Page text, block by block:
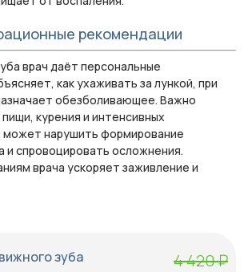
рекомендации
врач даёт персональные
как ухаживать за лункой, при
обезболивающее. Важно
курения и интенсивных
может нарушить формирование
и спровоцировать осложнения.
врача ускоряет заживление и
зуба 4 420 ₽